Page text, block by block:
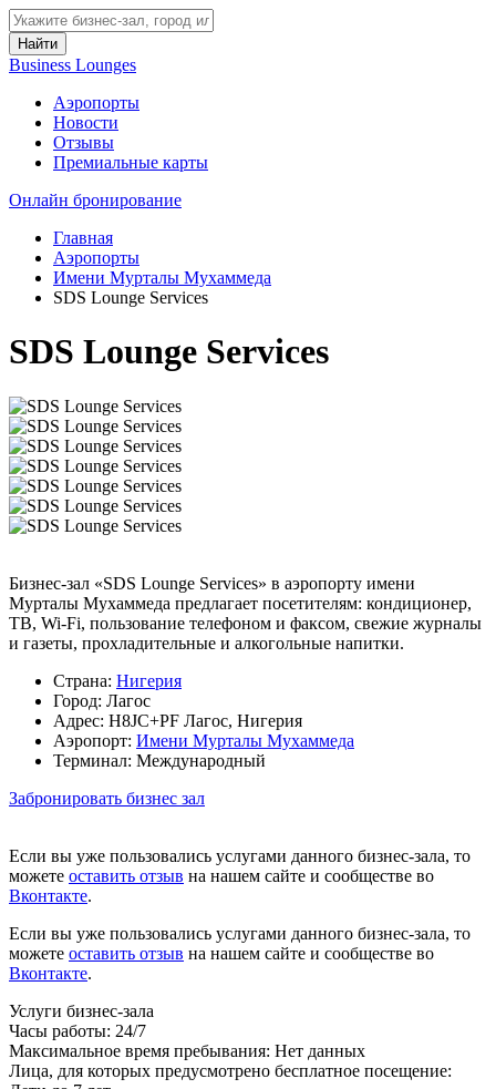
Найти
Business Lounges
Аэропорты
Новости
Отзывы
Премиальные карты
Онлайн бронирование
Главная
Аэропорты
Имени Мурталы Мухаммеда
SDS Lounge Services
SDS Lounge Services
Бизнес-зал «SDS Lounge Services» в аэропорту имени
Мурталы Мухаммеда предлагает посетителям: кондиционер,
ТВ, Wi-Fi, пользование телефоном и факсом, свежие журналы
и газеты, прохладительные и алкогольные напитки.
Страна: Нигерия
Город: Лагос
Адрес: H8JC+PF Лагос, Нигерия
Аэропорт: Имени Мурталы Мухаммеда
Терминал: Международный
Забронировать бизнес зал
Если вы уже пользовались услугами данного бизнес-зала, то
можете оставить отзыв на нашем сайте и сообществе во
Вконтакте.
Если вы уже пользовались услугами данного бизнес-зала, то
можете оставить отзыв на нашем сайте и сообществе во
Вконтакте.
Услуги бизнес-зала
Часы работы: 24/7
Максимальное время пребывания: Нет данных
Лица, для которых предусмотрено бесплатное посещение: